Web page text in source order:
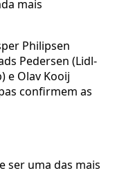
mais
Philipsen
Pedersen (Lidl-
e Olav Kooij
confirmem as
ser uma das mais